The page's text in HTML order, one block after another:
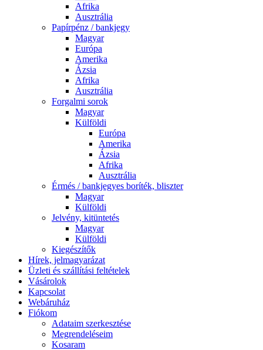
Afrika
Ausztrália
Papírpénz / bankjegy
Magyar
Európa
Amerika
Ázsia
Afrika
Ausztrália
Forgalmi sorok
Magyar
Külföldi
Európa
Amerika
Ázsia
Afrika
Ausztrália
Érmés / bankjegyes boríték, bliszter
Magyar
Külföldi
Jelvény, kitüntetés
Magyar
Külföldi
Kiegészítők
Hírek, jelmagyarázat
Üzleti és szállítási feltételek
Vásárolok
Kapcsolat
Webáruház
Fiókom
Adataim szerkesztése
Megrendeléseim
Kosaram